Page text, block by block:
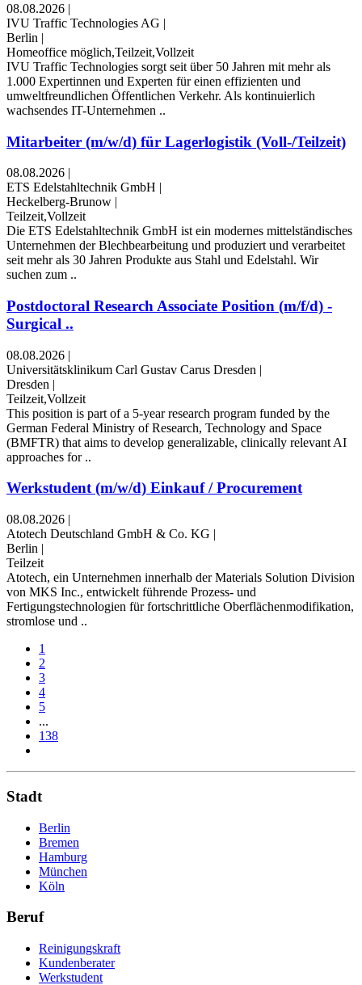
08.08.2026 |
IVU Traffic Technologies AG |
Berlin |
Homeoffice möglich,Teilzeit,Vollzeit
IVU Traffic Technologies sorgt seit über 50 Jahren mit mehr als
1.000 Expertinnen und Experten für einen effizienten und
umweltfreundlichen Öffentlichen Verkehr. Als kontinuierlich
wachsendes IT-Unternehmen ..
Mitarbeiter (m/w/d) für Lagerlogistik (Voll-/Teilzeit)
08.08.2026 |
ETS Edelstahltechnik GmbH |
Heckelberg-Brunow |
Teilzeit,Vollzeit
Die ETS Edelstahltechnik GmbH ist ein modernes mittelständisches
Unternehmen der Blechbearbeitung und produziert und verarbeitet
seit mehr als 30 Jahren Produkte aus Stahl und Edelstahl. Wir
suchen zum ..
Postdoctoral Research Associate Position (m/f/d) -
Surgical ..
08.08.2026 |
Universitätsklinikum Carl Gustav Carus Dresden |
Dresden |
Teilzeit,Vollzeit
This position is part of a 5-year research program funded by the
German Federal Ministry of Research, Technology and Space
(BMFTR) that aims to develop generalizable, clinically relevant AI
approaches for ..
Werkstudent (m/w/d) Einkauf / Procurement
08.08.2026 |
Atotech Deutschland GmbH & Co. KG |
Berlin |
Teilzeit
Atotech, ein Unternehmen innerhalb der Materials Solution Division
von MKS Inc., entwickelt führende Prozess- und
Fertigungstechnologien für fortschrittliche Oberflächenmodifikation,
stromlose und ..
1
2
3
4
5
...
138
Stadt
Berlin
Bremen
Hamburg
München
Köln
Beruf
Reinigungskraft
Kundenberater
Werkstudent